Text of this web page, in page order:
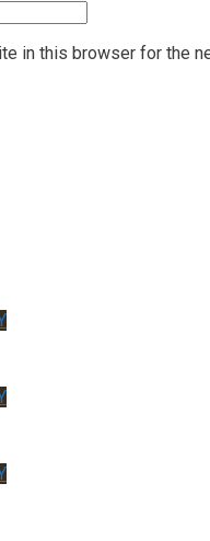
in this browser for the